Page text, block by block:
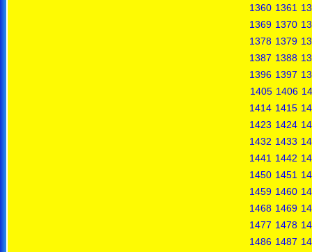
1360 1361
1369 1370
1378 1379
1387 1388
1396 1397
1405 1406
1414 1415
1423 1424
1432 1433
1441 1442
1450 1451
1459 1460
1468 1469
1477 1478
1486 1487